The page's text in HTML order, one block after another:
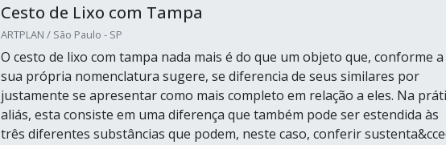
Cesto de Lixo com Tampa
ARTPLAN / São Paulo - SP
O cesto de lixo com tampa nada mais é do que um objeto que, conforme a
sua própria nomenclatura sugere, se diferencia de seus similares por
justamente se apresentar como mais completo em relação a eles. Na
aliás, esta consiste em uma diferença que também pode ser estendida às
três diferentes substâncias que podem, neste caso, conferir